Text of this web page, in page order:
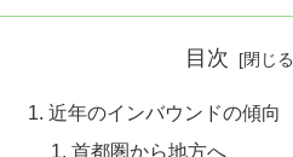
目次
近年のインバウンドの傾向
首都圏から地方へ